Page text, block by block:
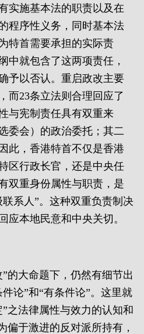
实施基本法的职责以及在
程序性义务，同时基本法
特首需要承担的实际责
中就包含了这两项责任，
予以否认。重启政改主要
而23条立法则合理回应了
与宪制责任具有双重来
委会）的政治委托；其二
此，香港特首不仅是香港
区行政长官，还是中央任
双重身份属性与职责，是
系人”。这种双重负责制决
应本地民意和中央关切。
的大命题下，仍然有细节出
论”和“有条件论”。这里就
之法律属性与效力的认知和
偏于激进的反对派所持有，